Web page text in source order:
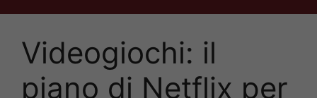
Videogiochi: il
piano di Netflix per